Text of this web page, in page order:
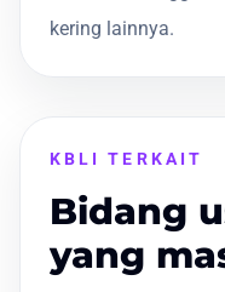
kering lainnya.
KBLI TERKAIT
Bidang
yang